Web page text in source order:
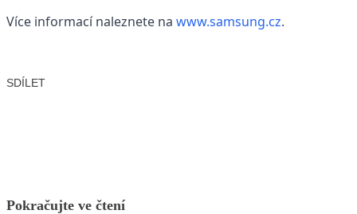
Více informací naleznete na www.samsung.cz.
SDÍLET
Pokračujte ve čtení